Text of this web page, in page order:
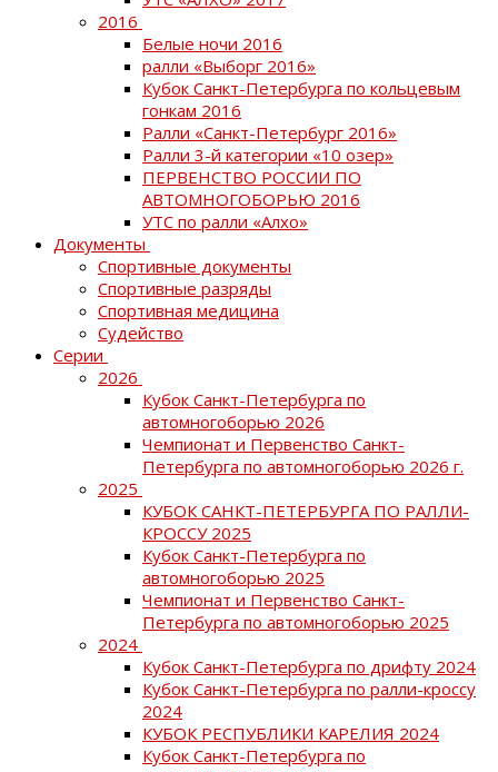
2016
Белые ночи 2016
ралли «Выборг 2016»
Кубок Санкт-Петербурга по кольцевым
гонкам 2016
Ралли «Санкт-Петербург 2016»
Ралли 3-й категории «10 озер»
ПЕРВЕНСТВО РОССИИ ПО
АВТОМНОГОБОРЬЮ 2016
УТС по ралли «Алхо»
Документы
Спортивные документы
Спортивные разряды
Спортивная медицина
Судейство
Серии
2026
Кубок Санкт-Петербурга по
автомногоборью 2026
Чемпионат и Первенство Санкт-
Петербурга по автомногоборью 2026 г.
2025
КУБОК САНКТ-ПЕТЕРБУРГА ПО РАЛЛИ-
КРОССУ 2025
Кубок Санкт-Петербурга по
автомногоборью 2025
Чемпионат и Первенство Санкт-
Петербурга по автомногоборью 2025
2024
Кубок Санкт-Петербурга по дрифту 2024
Кубок Санкт-Петербурга по ралли-кроссу
2024
КУБОК РЕСПУБЛИКИ КАРЕЛИЯ 2024
Кубок Санкт-Петербурга по